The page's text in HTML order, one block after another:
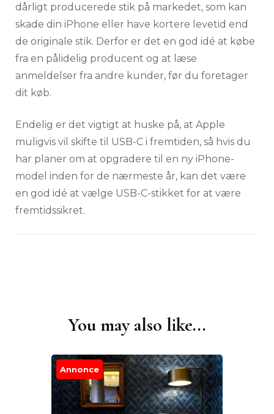
dårligt producerede stik på markedet, som kan
skade din iPhone eller have kortere levetid end
de originale stik. Derfor er det en god idé at købe
fra en pålidelig producent og at læse
anmeldelser fra andre kunder, før du foretager
dit køb.
Endelig er det vigtigt at huske på, at Apple
muligvis vil skifte til USB-C i fremtiden, så hvis du
har planer om at opgradere til en ny iPhone-
model inden for de nærmeste år, kan det være
en god idé at vælge USB-C-stikket for at være
fremtidssikret.
You may also like...
Annonce